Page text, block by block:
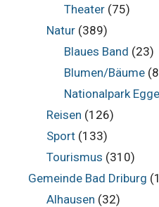
Theater (75)
Natur(389)
Blaues Band (23)
Blumen/Bäume
Nationalpark Egge
Reisen (126)
Sport(133)
Tourismus (310)
Gemeinde Bad Driburg
Alhausen (32)